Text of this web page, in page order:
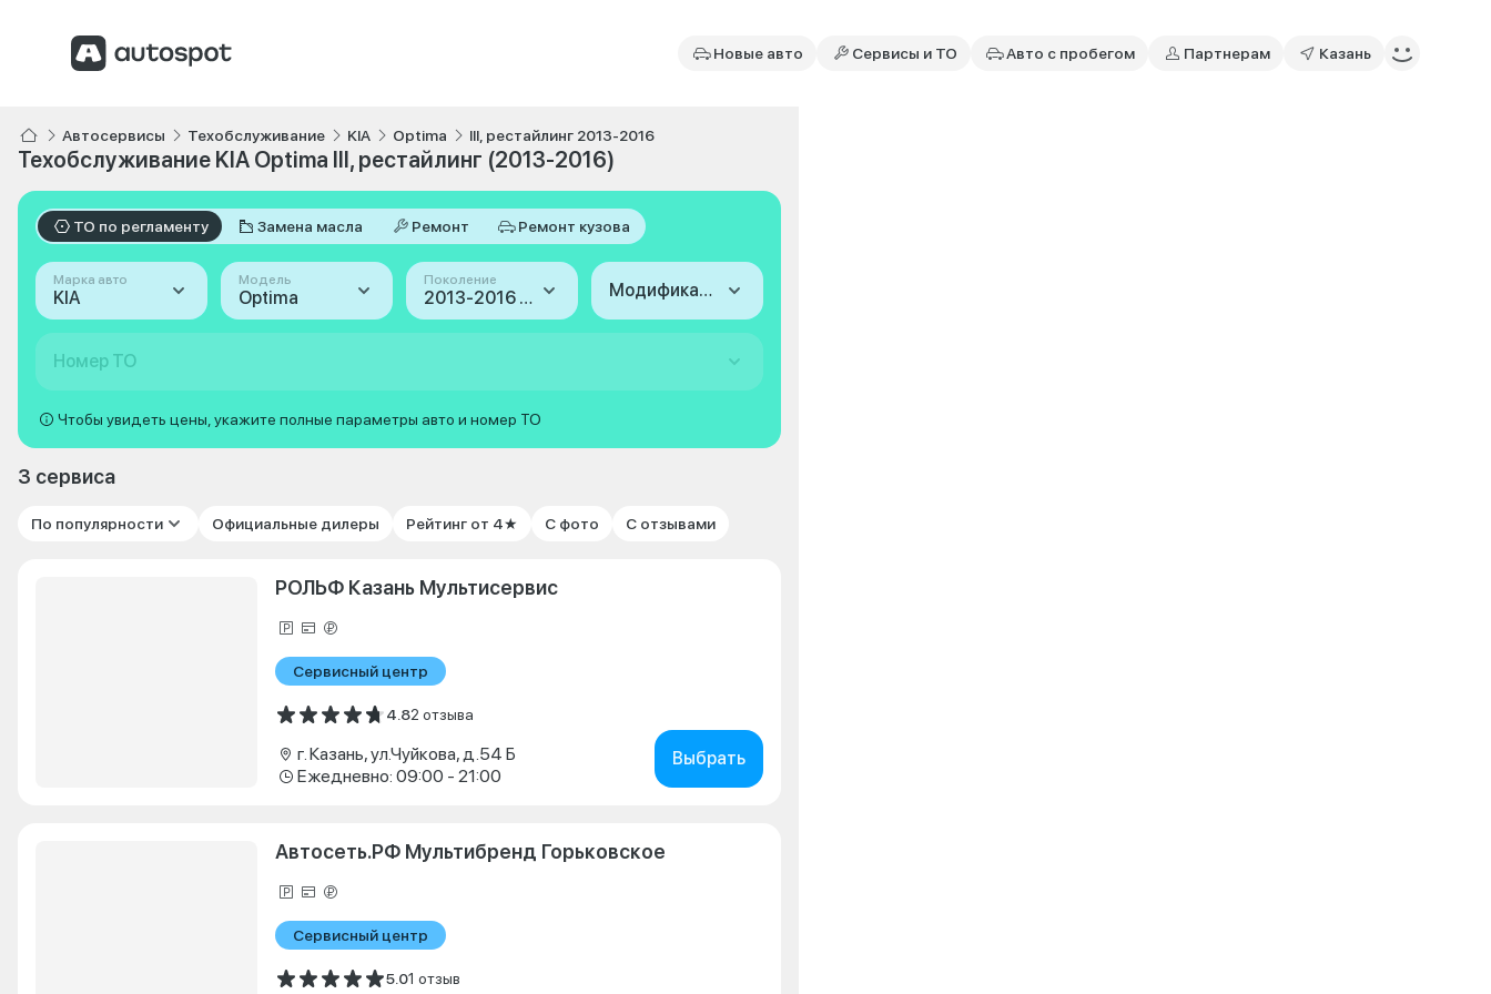
Новые авто Сервисы и ТО Авто с пробегом Партнерам Казань
Автосервисы Техобслуживание KIA Optima III, рестайлинг 2013-2016
Техобслуживание KIA Optima III, рестайлинг (2013-2016)
ТО по регламенту Замена масла Ремонт Ремонт кузова
Марка авто
KIA
Модель
Optima
Поколение
2013-2016 (III, рестайлинг) Модификация
Номер ТО
Чтобы увидеть цены, укажите полные параметры авто и номер ТО
3 сервиса
По популярности Официальные дилеры Рейтинг от 4★ С фото С отзывами
РОЛЬФ Казань Мультисервис
Сервисный центр
4.82 отзыва
г. Казань, ул.Чуйкова, д.54 Б
Ежедневно: 09:00 - 21:00
Выбрать
Автосеть.РФ Мультибренд Горьковское
Сервисный центр
5.01 отзыв